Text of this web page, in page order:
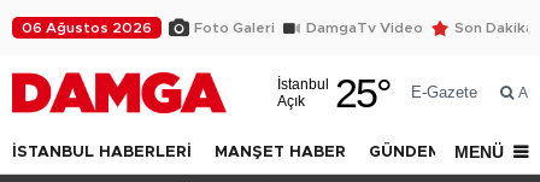
06 Ağustos 2026 Foto Galeri DamgaTv Video Son Dakika
İstanbul
Açık
25° E-Gazete Ara
İSTANBUL HABERLERİ MANŞET HABER GÜNDEM DÜNYA
MENÜ